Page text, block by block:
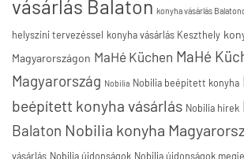
vásárlás Balaton konyha vásárlás
helyszíni tervezéssel konyha vásárlás Keszthely
Magyarországon MaHé Küchen MaHé
Magyarország Nobilia Nobilia beépített konyha
beépített konyha vásárlás Nobilia hírek
Balaton Nobilia konyha
vásárlás Nobilia újdonságok Nobilia újdonságok